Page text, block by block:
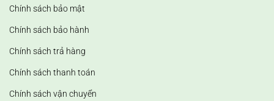
Chính sách bảo mật
Chính sách bảo hành
Chính sách trả hàng
Chính sách thanh toán
Chính sách vận chuyển